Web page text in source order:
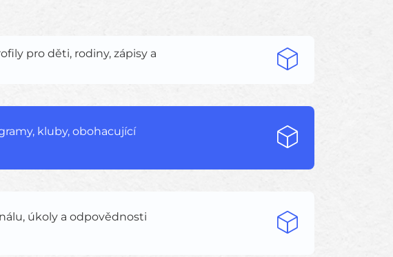
pro děti, rodiny, zápisy a
kluby, obohacující
úkoly a odpovědnosti